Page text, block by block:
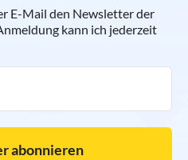
E-Mail den Newsletter der
kann ich jederzeit
abonnieren